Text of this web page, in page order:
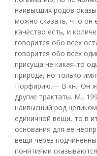
наивысших родов
можно сказать, что он
качество есть, и
говорится обо всех
говорится обо всех
присуща не какая-то
природа, но только
Порфирию.— В кн.: Он
другие трактаты. М.,
наивысший род
единичной вещи, то в
основания для ее
вещи через
понятиями